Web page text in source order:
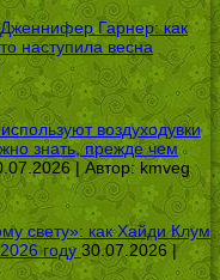
Гарнер: как
наступила весна
воздуходувки
знать, прежде чем
| Автор:kmveg
свету»: как Хайди Клум
году 30.07.2026 |